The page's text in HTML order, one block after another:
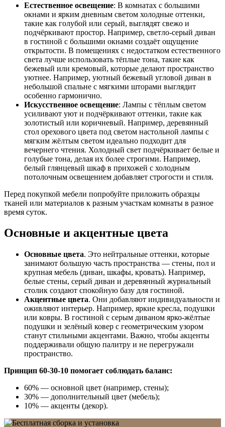
Естественное освещение: В комнатах с большими
окнами и ярким дневным светом холодные оттенки,
такие как голубой или серый, выглядят свежо и
подчёркивают простор. Например, светло-серый диван
в гостиной с большими окнами создаёт ощущение
открытости. В помещениях с недостатком естественного
света лучше использовать тёплые тона, такие как
бежевый или кремовый, которые делают пространство
уютнее. Например, уютный бежевый угловой диван в
небольшой спальне с мягкими шторами выглядит
особенно гармонично.
Искусственное освещение: Лампы с тёплым светом
усиливают уют и подчёркивают оттенки, такие как
золотистый или коричневый. Например, деревянный
стол орехового цвета под светом настольной лампы с
мягким жёлтым светом идеально подходит для
вечернего чтения. Холодный свет подчёркивает белые и
голубые тона, делая их более строгими. Например,
белый глянцевый шкаф в прихожей с холодным
потолочным освещением добавляет строгости и стиля.
Перед покупкой мебели попробуйте приложить образцы
тканей или материалов к разным участкам комнаты в разное
время суток.
Основные и акцентные цвета
Основные цвета. Это нейтральные оттенки, которые
занимают большую часть пространства — стены, пол и
крупная мебель (диван, шкафы, кровать). Например,
белые стены, серый диван и деревянный журнальный
столик создают спокойную базу для гостиной.
Акцентные цвета. Они добавляют индивидуальности и
оживляют интерьер. Например, яркие кресла, подушки
или ковры. В гостиной с серым диваном ярко-жёлтые
подушки и зелёный ковер с геометрическим узором
станут стильными акцентами. Важно, чтобы акценты
поддерживали общую палитру и не перегружали
пространство.
Принцип 60-30-10 помогает соблюдать баланс:
60% — основной цвет (например, стены);
30% — дополнительный цвет (мебель);
10% — акценты (декор).